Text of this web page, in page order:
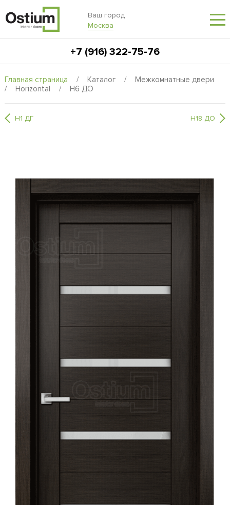
Ваш город
Москва
+7 (916) 322-75-76
Главная страница / Каталог /
Межкомнатные двери
/
Horizontal / H6 ДО
H1 ДГ H18 ДО